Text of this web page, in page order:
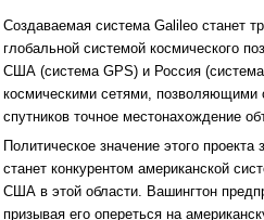
Создаваемая система Galileo станет
глобальной системой космического
США (система GPS) и Россия
космическими сетями,
спутников точное местонахождение
Политическое значение этого
станет конкурентом американской
США в этой области. Вашингтон
призывая его опереться на